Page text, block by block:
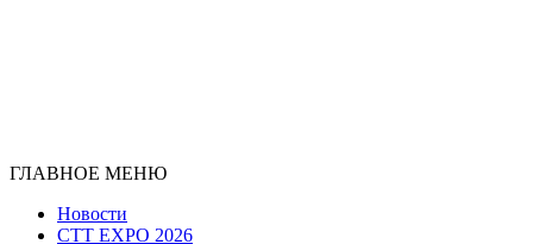
ГЛАВНОЕ МЕНЮ
Новости
CTT EXPO 2026